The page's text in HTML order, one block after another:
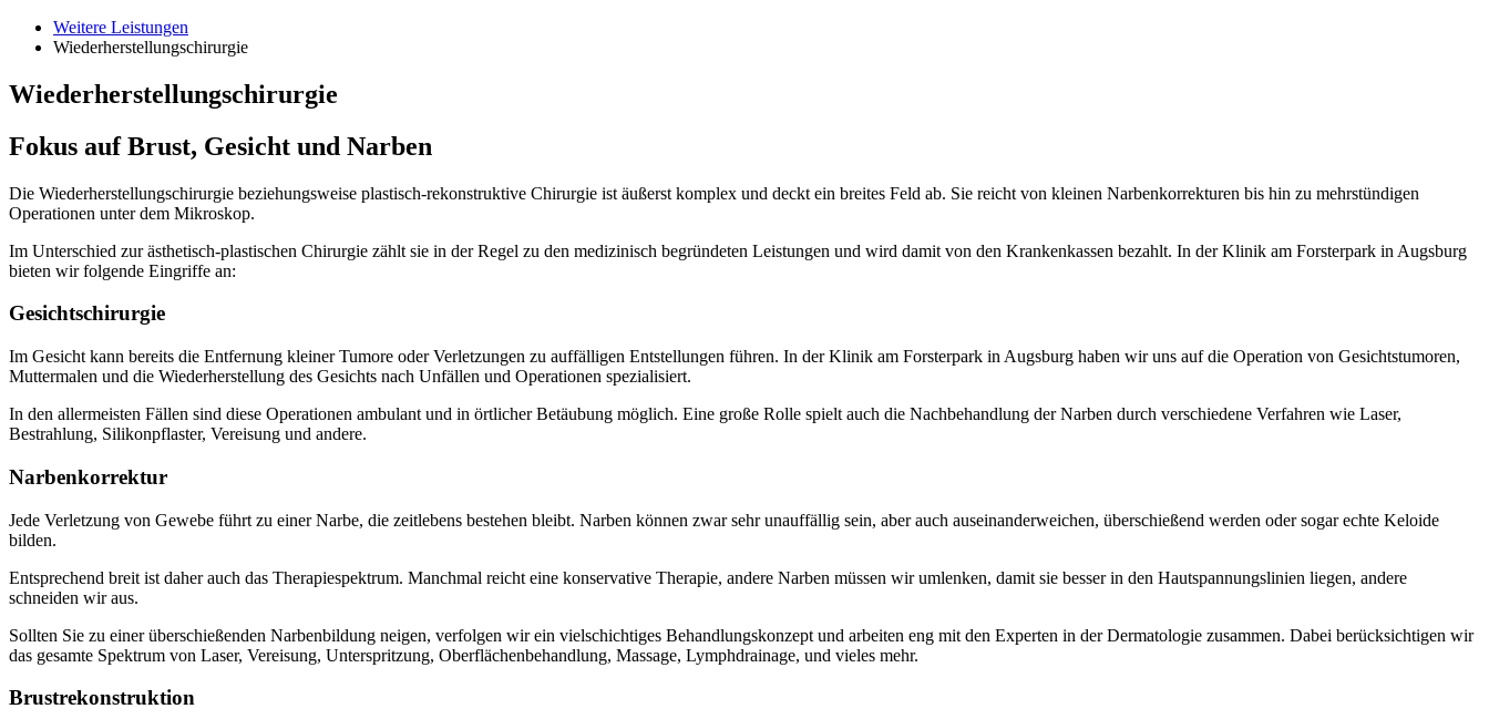
Weitere Leistungen
Wiederherstellungschirurgie
Wiederherstellungschirurgie
Fokus auf Brust, Gesicht und Narben
Die Wiederherstellungschirurgie beziehungsweise plastisch-rekonstruktive Chirurgie ist äußerst komplex und deckt ein breites Feld ab. Sie reicht von kleinen Narbenkorrekturen bis hin zu mehrstündigen
Operationen unter dem Mikroskop.
Im Unterschied zur ästhetisch-plastischen Chirurgie zählt sie in der Regel zu den medizinisch begründeten Leistungen und wird damit von den Krankenkassen bezahlt. In der Klinik am Forsterpark in Augsburg
bieten wir folgende Eingriffe an:
Gesichtschirurgie
Im Gesicht kann bereits die Entfernung kleiner Tumore oder Verletzungen zu auffälligen Entstellungen führen. In der Klinik am Forsterpark in Augsburg haben wir uns auf die Operation von Gesichtstumoren,
Muttermalen und die Wiederherstellung des Gesichts nach Unfällen und Operationen spezialisiert.
In den allermeisten Fällen sind diese Operationen ambulant und in örtlicher Betäubung möglich. Eine große Rolle spielt auch die Nachbehandlung der Narben durch verschiedene Verfahren wie Laser,
Bestrahlung, Silikonpflaster, Vereisung und andere.
Narbenkorrektur
Jede Verletzung von Gewebe führt zu einer Narbe, die zeitlebens bestehen bleibt. Narben können zwar sehr unauffällig sein, aber auch auseinanderweichen, überschießend werden oder sogar echte Keloide
bilden.
Entsprechend breit ist daher auch das Therapiespektrum. Manchmal reicht eine konservative Therapie, andere Narben müssen wir umlenken, damit sie besser in den Hautspannungslinien liegen, andere
schneiden wir aus.
Sollten Sie zu einer überschießenden Narbenbildung neigen, verfolgen wir ein vielschichtiges Behandlungskonzept und arbeiten eng mit den Experten in der Dermatologie zusammen. Dabei berücksichtigen wir
das gesamte Spektrum von Laser, Vereisung, Unterspritzung, Oberflächenbehandlung, Massage, Lymphdrainage, und vieles mehr.
Brustrekonstruktion